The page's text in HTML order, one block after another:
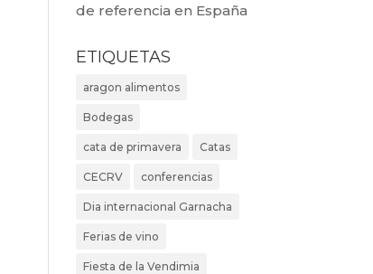
de referencia en España
ETIQUETAS
aragon alimentos
Bodegas
cata de primavera Catas
CECRV conferencias
Dia internacional Garnacha
Ferias de vino
Fiesta de la Vendimia